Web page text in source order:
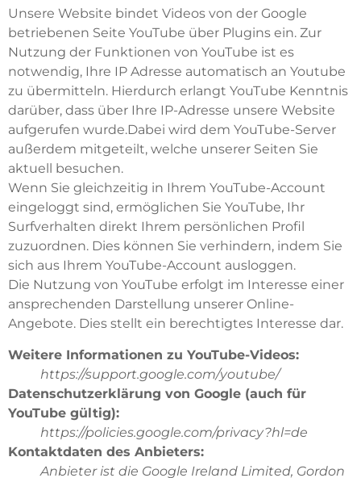
Unsere Website bindet Videos von der Google
betriebenen Seite YouTube über Plugins ein. Zur
Nutzung der Funktionen von YouTube ist es
notwendig, Ihre IP Adresse automatisch an Youtube
zu übermitteln. Hierdurch erlangt YouTube Kenntnis
darüber, dass über Ihre IP-Adresse unsere Website
aufgerufen wurde.Dabei wird dem YouTube-Server
außerdem mitgeteilt, welche unserer Seiten Sie
aktuell besuchen.
Wenn Sie gleichzeitig in Ihrem YouTube-Account
eingeloggt sind, ermöglichen Sie YouTube, Ihr
Surfverhalten direkt Ihrem persönlichen Profil
zuzuordnen. Dies können Sie verhindern, indem Sie
sich aus Ihrem YouTube-Account ausloggen.
Die Nutzung von YouTube erfolgt im Interesse einer
ansprechenden Darstellung unserer Online-
Angebote. Dies stellt ein berechtigtes Interesse dar.
Weitere Informationen zu YouTube-Videos:
https://support.google.com/youtube/
Datenschutzerklärung von Google (auch für
YouTube gültig):
https://policies.google.com/privacy?hl=de
Kontaktdaten des Anbieters:
Anbieter ist die Google Ireland Limited, Gordon